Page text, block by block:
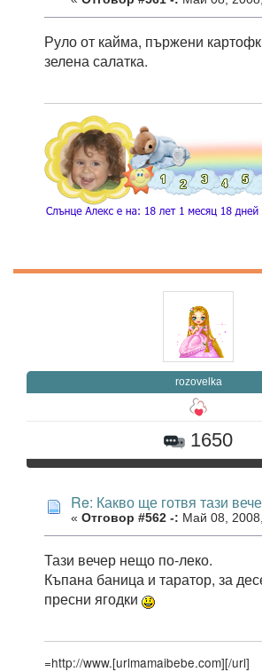
Руло от кайма, пържени
зелена салатка.
rozovelka
1650
Re: Какво ще готвя тази
« Отговор #562 -: Май 08,
Тази вечер нещо по-леко.
Къпана баница и таратор, за
пресни ягодки
=http://www.[urlmamaibebe.com][/url]